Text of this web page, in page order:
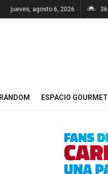
jueves, agosto 6, 2026 36
RANDOM ESPACIO GOURMET